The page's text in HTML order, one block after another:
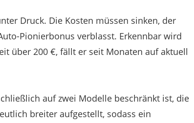
Druck. Die Kosten müssen sinken, der
Pionierbonus verblasst. Erkennbar wird
über 200 €, fällt er seit Monaten auf aktuell
auf zwei Modelle beschränkt ist, die
breiter aufgestellt, sodass ein